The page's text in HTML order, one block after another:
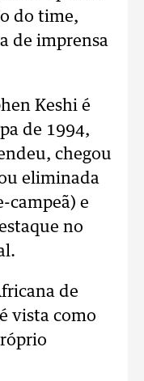
do time,
de imprensa
Keshi é
de 1994,
chegou
eliminada
campeã) e
no
de
vista como